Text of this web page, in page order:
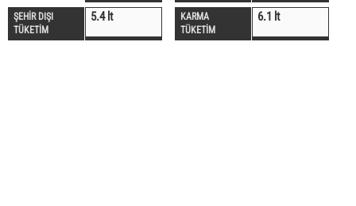
ŞEHİR DIŞI
TÜKETİM
5.4 lt
KARMA
TÜKETİM
6.1 lt